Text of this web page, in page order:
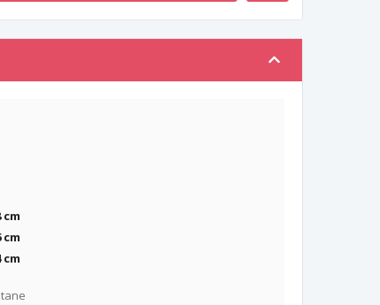
cm
cm
cm